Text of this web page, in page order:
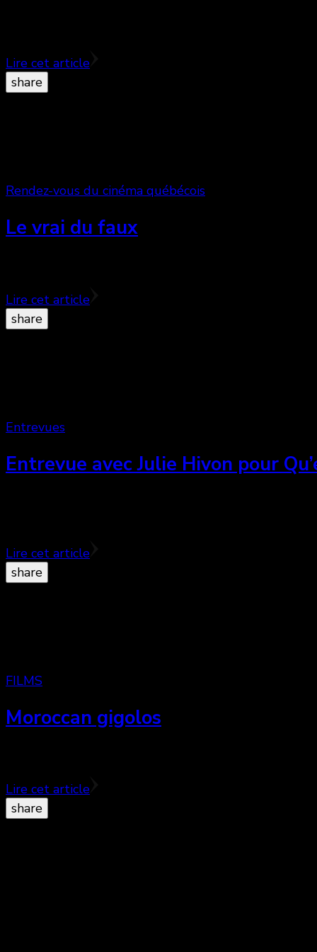
Lire cet article
share
Rendez-vous du cinéma québécois
Le vrai du faux
Lire cet article
share
Entrevues
Entrevue avec Julie Hivon pour
Lire cet article
share
FILMS
Moroccan gigolos
Lire cet article
share